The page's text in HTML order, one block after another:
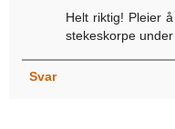
Helt riktig! Pleier
stekeskorpe
Svar